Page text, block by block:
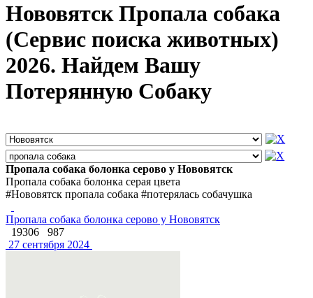
Нововятск Пропала собака
(Сервис поиска животных)
2026. Найдем Вашу
Потерянную Собаку
Пропала собака болонка серово у Нововятск
Пропала собака болонка серая цвета
#Нововятск пропала собака #потерялась собачушка
Пропала собака болонка серово у Нововятск
19306
987
27 сентября 2024